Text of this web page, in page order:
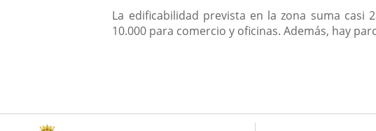
La edificabilidad prevista en la zona suma casi
10.000 para comercio y oficinas. Además, hay